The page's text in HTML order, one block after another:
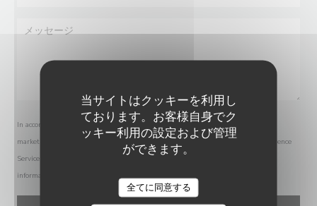
当サイトはクッキーを利用し
ております。お客様自身でク
ッキー利用の設定および管理
ができます。
全てに同意する
In accordance with data protection regulations, you have the right to opt out of
marketing communications. UK residents can register with the Telephone Preference
Service at
information about how we process your data, please see our
L'ANTIDOTE REMÈDE LOCAL